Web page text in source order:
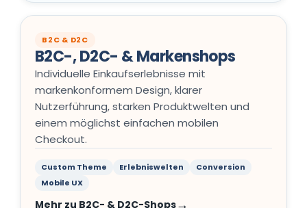
B2C & D2C
B2C-, D2C- & Markenshops
Individuelle Einkaufserlebnisse mit
markenkonformem Design, klarer
Nutzerführung, starken Produktwelten und
einem möglichst einfachen mobilen
Checkout.
Custom Theme Erlebniswelten
Conversion
Mobile UX
Mehr zu B2C- & D2C-Shops